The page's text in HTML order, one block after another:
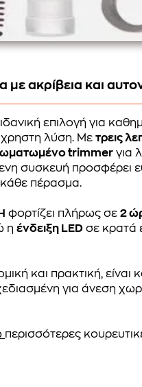
με ακρίβεια και
επιλογή για
λύση. Μετρεις
trimmer για
συσκευή προσφέρει
πέρασμα.
φορτίζει πλήρως σε2
ηένδειξη LED σε κρατά
και πρακτική,
για άνεση
περισσότερες